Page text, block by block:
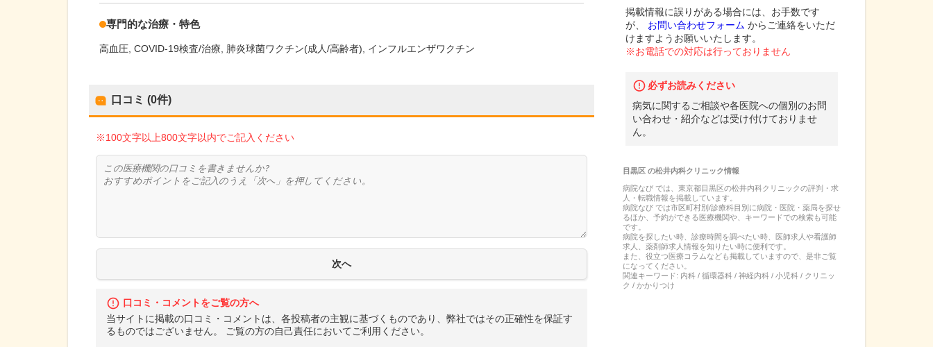
専門的な治療・特色
高血圧 COVID-19検査/治療 肺炎球菌ワクチン(成人/高齢者) インフルエンザワクチン
口コミ (0件)
※100文字以上800文字以内でご記入ください
口コミ・コメントをご覧の方へ
当サイトに掲載の口コミ・コメントは、各投稿者の主観に基づくものであり、弊社ではその正確性を保証す
るものではございません。 ご覧の方の自己責任においてご利用ください。
掲載情報に誤りがある場合には、お手数です
が、
お問い合わせフォーム からご連絡をいただ
けますようお願いいたします。
※お電話での対応は行っておりません
必ずお読みください
病気に関するご相談や各医院への個別のお問
い合わせ・紹介などは受け付けておりませ
ん。
目黒区の松井内科クリニック情報
病院なび では、 東京都目黒区の松井内科クリニックの評判・求
人・転職情報を掲載しています。
病院なび では市区町村別/診療科目別に病院・医院・薬局を探せ
るほか、予約ができる医療機関や、キーワードでの検索も可能
です。
病院を探したい時、診療時間を調べたい時、医師求人や看護師
求人、薬剤師求人情報を知りたい時に便利です。
また、役立つ医療コラムなども掲載していますので、是非ご覧
になってください。
関連キーワード: 内科 / 循環器科 / 神経内科 / 小児科 / クリニッ
ク / かかりつけ